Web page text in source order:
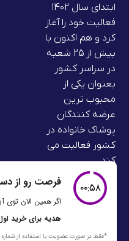
ابتدای سال ۱۴۰۲
فعالیت خود را آغاز
کرد و هم اکنون با
بیش از 25 شعبه
در سراسر کشور
بعنوان یکی از
محبوب ترین
عرضه کنندگان
پوشاک خانواده در
کشور فعالیت می
کند.